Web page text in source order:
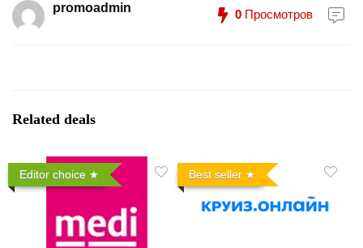
promoadmin 0 Просмотров
Related deals
Editor choice Best seller